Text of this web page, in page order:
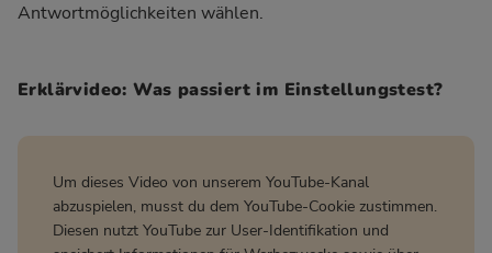
Antwortmöglichkeiten wählen.
Erklärvideo: Was passiert im Einstellungstest?
Um dieses Video von unserem YouTube-Kanal
abzuspielen, musst du dem YouTube-Cookie zustimmen.
Diesen nutzt YouTube zur User-Identifikation und